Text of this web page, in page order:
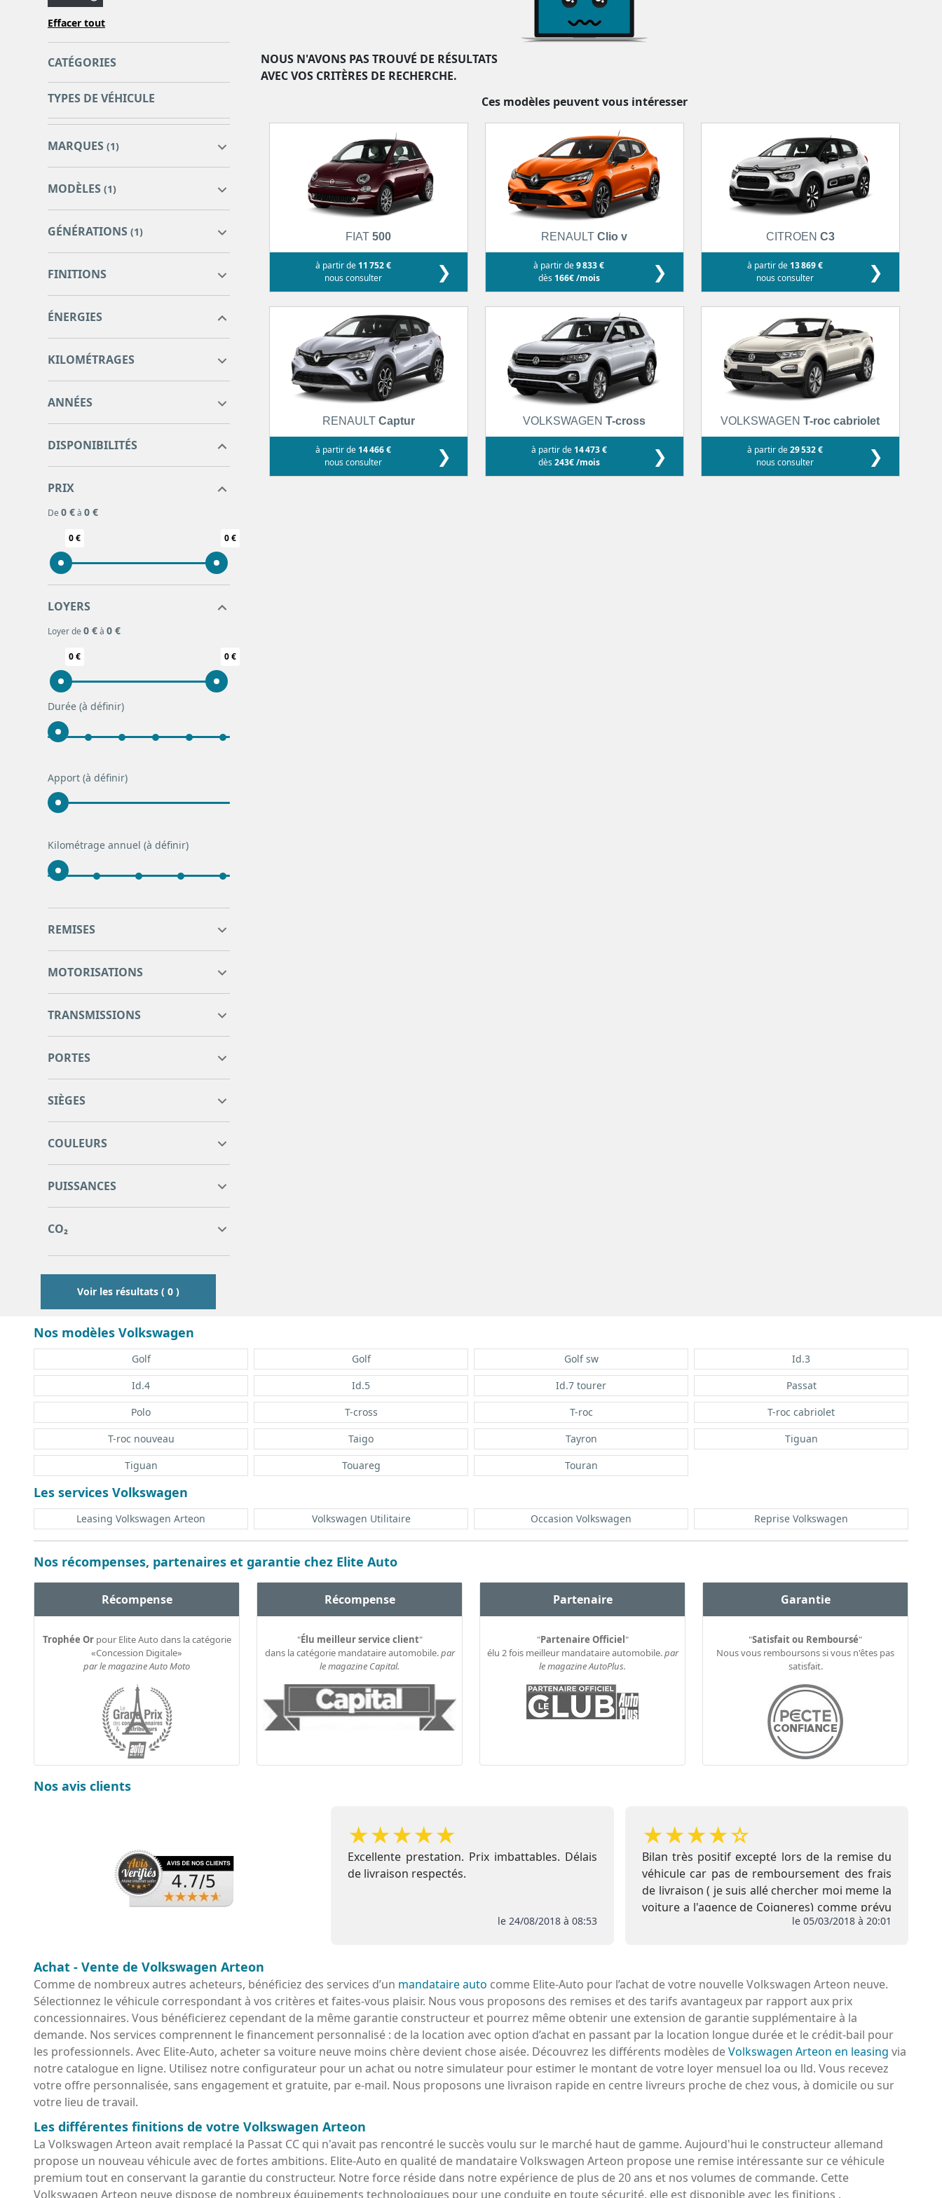
Effacer tout
CATÉGORIES
TYPES DE VÉHICULE
MARQUES (1)
MODÈLES (1)
GÉNÉRATIONS (1)
FINITIONS
ÉNERGIES
KILOMÉTRAGES
ANNÉES
DISPONIBILITÉS
PRIX
De 0 €à 0 €
0 € 0 €
LOYERS
Loyer de 0 €à 0 €
0 € 0 €
Durée (à définir)
Apport (à définir)
Kilométrage annuel (à définir)
REMISES
MOTORISATIONS
TRANSMISSIONS
PORTES
SIÈGES
COULEURS
PUISSANCES
CO₂
Voir les résultats ( 0 )
NOUS N'AVONS PAS TROUVÉ DE RÉSULTATS
AVEC VOS CRITÈRES DE RECHERCHE.
Ces modèles peuvent vous intéresser
FIAT500
à partir de 11 752 €
nous consulter
❯
RENAULTClio v
à partir de9 833 €
dès 166€ /mois ❯
CITROEN C3
à partir de 13 869 €
nous consulter
❯
RENAULT Captur
à partir de 14 466 €
nous consulter
❯
VOLKSWAGENT-cross
à partir de 14 473 €
dès243€ /mois ❯
VOLKSWAGENT-roc cabriolet
à partir de29 532 €
nous consulter
❯
Nos modèles Volkswagen
Golf Golf Golf sw
Id.3
Id.4
Id.5 Id.7 tourer
Passat
Polo
T-cross T-roc
T-roc cabriolet
T-roc nouveau
Taigo Tayron
Tiguan
Tiguan
Touareg Touran
Les services Volkswagen
Leasing Volkswagen Arteon Volkswagen Utilitaire Occasion Volkswagen Reprise Volkswagen
Nos récompenses, partenaires et garantie chez Elite Auto
Récompense
Trophée Orpour Elite Auto dans la catégorie
«Concession Digitale»
par le magazine Auto Moto
Récompense
"Élu meilleur service client"
dans la catégorie mandataire automobile.par
le magazine Capital.
Partenaire
"Partenaire Officiel"
élu 2 fois meilleur mandataire automobile.par
le magazine AutoPlus.
Garantie
"Satisfait ou Remboursé"
Nous vous remboursons si vous n'êtes pas
satisfait.
Nos avis clients
★★★★★
Excellente prestation. Prix imbattables. Délais
de livraison respectés.
le 24/08/2018 à 08:53
★★★★☆
Bilan très positif excepté lors de la remise du
véhicule car pas de remboursement des frais
de livraison ( je suis allé chercher moi meme la
voiture a l'agence de Coigneres) comme prévu
initialement , de plus pas de remise de l
le 05/03/2018 à 20:01
Achat - Vente de Volkswagen Arteon
Comme de nombreux autres acheteurs, bénéficiez des services d’un mandataire auto comme Elite-Auto pour l’achat de votre nouvelle Volkswagen Arteon neuve.
Sélectionnez le véhicule correspondant à vos critères et faites-vous plaisir. Nous vous proposons des remises et des tarifs avantageux par rapport aux prix
concessionnaires. Vous bénéficierez cependant de la même garantie constructeur et pourrez même obtenir une extension de garantie supplémentaire à la
demande. Nos services comprennent le financement personnalisé : de la location avec option d’achat en passant par la location longue durée et le crédit-bail pour
les professionnels. Avec Elite-Auto, acheter sa voiture neuve moins chère devient chose aisée. Découvrez les différents modèles deVolkswagen Arteon en leasing via
notre catalogue en ligne. Utilisez notre configurateur pour un achat ou notre simulateur pour estimer le montant de votre loyer mensuel loa ou lld. Vous recevez
votre offre personnalisée, sans engagement et gratuite, par e-mail. Nous proposons une livraison rapide en centre livreurs proche de chez vous, à domicile ou sur
votre lieu de travail.
Les différentes finitions de votre Volkswagen Arteon
La Volkswagen Arteon avait remplacé la Passat CC qui n'avait pas rencontré le succès voulu sur le marché haut de gamme. Aujourd'hui le constructeur allemand
propose un nouveau véhicule avec de fortes ambitions. Elite-Auto en qualité de mandataire Volkswagen Arteon propose une remise intéressante sur ce véhicule
premium tout en conservant la garantie du constructeur. Notre force réside dans notre expérience de plus de 20 ans et nos volumes de commande. Cette
Volkswagen Arteon neuve dispose de nombreux équipements technologiques pour une conduite en toute sécurité, elle est disponible avec les finitions .